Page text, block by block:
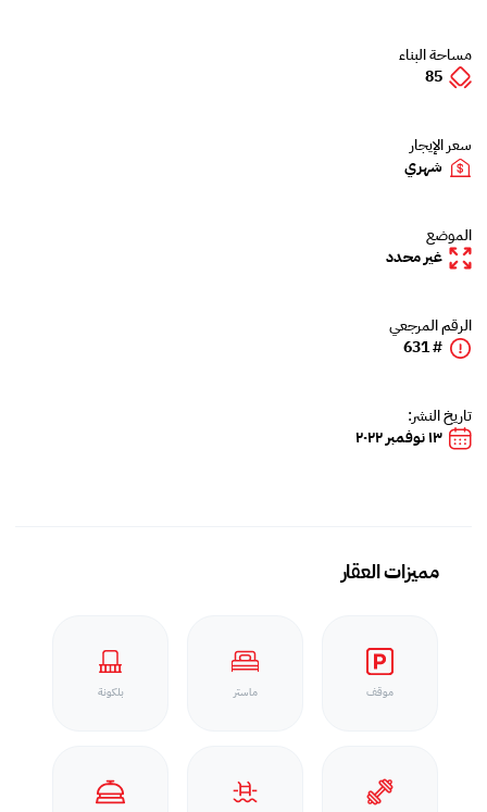
مساحة البناء
85
سعر الإيجار
شهري
الموضع
غير محدد
الرقم المرجعي
# 631
تاريخ النشر:
١٣ نوفمبر ٢٠٢٢
مميزات العقار
موقف ماستر بلكونة